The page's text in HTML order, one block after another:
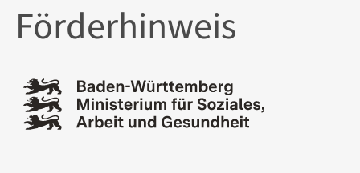
Förderhinweis